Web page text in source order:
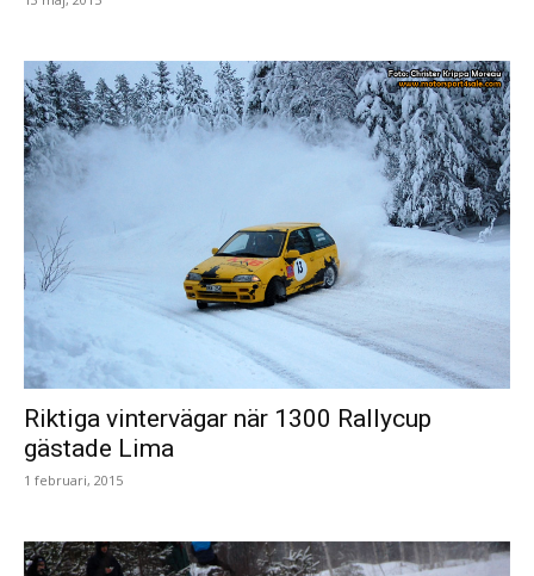
Riktiga vintervägar när 1300 Rallycup
gästade Lima
1 februari, 2015